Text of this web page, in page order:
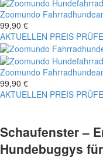
Zoomundo
99,90 €
AKTUELLEN PREIS
Zoomundo
99,90 €
AKTUELLEN PREIS
Schaufenster –
Hundebuggys